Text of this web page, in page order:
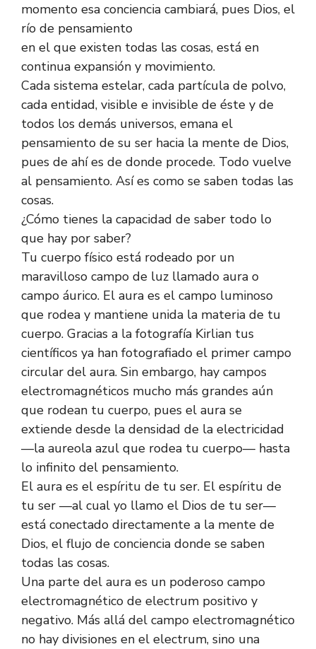
momento esa conciencia cambiará, pues Dios, el
río de pensamiento
en el que existen todas las cosas, está en
continua expansión y movimiento.
Cada sistema estelar, cada partícula de polvo,
cada entidad, visible e invisible de éste y de
todos los demás universos, emana el
pensamiento de su ser hacia la mente de Dios,
pues de ahí es de donde procede. Todo vuelve
al pensamiento. Así es como se saben todas las
cosas.
¿Cómo tienes la capacidad de saber todo lo
que hay por saber?
Tu cuerpo físico está rodeado por un
maravilloso campo de luz llamado aura o
campo áurico. El aura es el campo luminoso
que rodea y mantiene unida la materia de tu
cuerpo. Gracias a la fotografía Kirlian tus
científicos ya han fotografiado el primer campo
circular del aura. Sin embargo, hay campos
electromagnéticos mucho más grandes aún
que rodean tu cuerpo, pues el aura se
extiende desde la densidad de la electricidad
—la aureola azul que rodea tu cuerpo— hasta
lo infinito del pensamiento.
El aura es el espíritu de tu ser. El espíritu de
tu ser —al cual yo llamo el Dios de tu ser—
está conectado directamente a la mente de
Dios, el flujo de conciencia donde se saben
todas las cosas.
Una parte del aura es un poderoso campo
electromagnético de electrum positivo y
negativo. Más allá del campo electromagnético
no hay divisiones en el electrum, sino una